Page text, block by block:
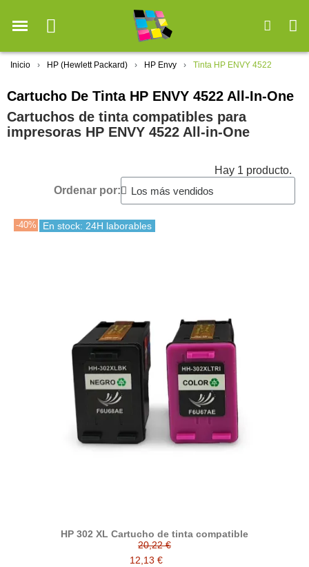
Inicio HP (Hewlett Packard) HP Envy Tinta HP ENVY 4522
Cartucho De Tinta HP ENVY 4522 All-In-One
Cartuchos de tinta compatibles para
impresoras HP ENVY 4522 All-in-One
Hay 1 producto.
Ordenar por:
-40% En stock: 24H laborables
HP 302 XL Cartucho de tinta compatible
20,22 €
12,13 €